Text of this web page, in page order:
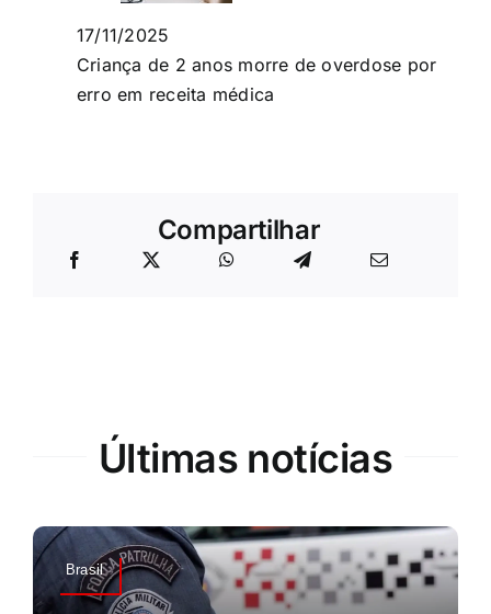
17/11/2025
Criança de 2 anos morre de overdose por
erro em receita médica
Compartilhar
Últimas notícias
Brasil